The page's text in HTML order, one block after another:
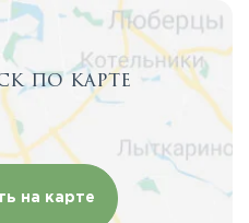
по карте
на карте